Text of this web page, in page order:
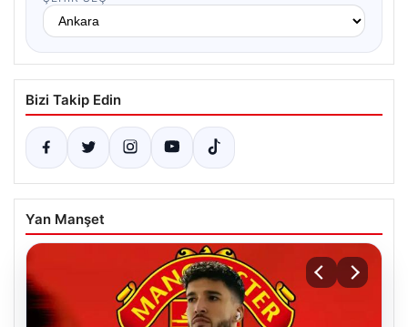
Bizi Takip Edin
Yan Manşet